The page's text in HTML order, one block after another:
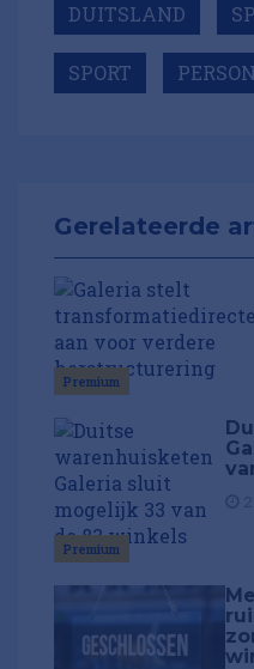
DUITSLAND
SPORT
Gerelateerde
Premium
Premium